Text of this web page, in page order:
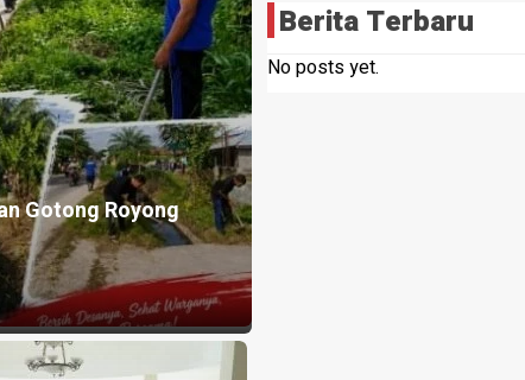
Usut Tuntas Laporan Dugaan Penjualan
ke DPD Partai Demokrat Sumut
Berita Terbaru
No posts yet.